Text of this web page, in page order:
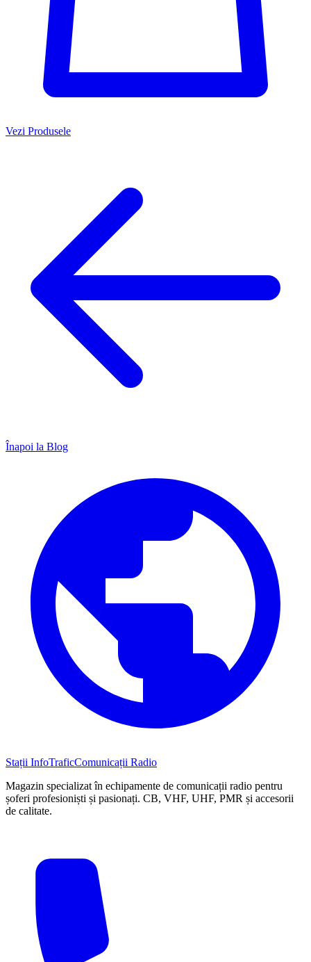
Vezi Produsele
Înapoi la Blog
Stații InfoTraficComunicații Radio
Magazin specializat în echipamente de comunicații radio pentru
șoferi profesioniști și pasionați. CB, VHF, UHF, PMR și accesorii
de calitate.